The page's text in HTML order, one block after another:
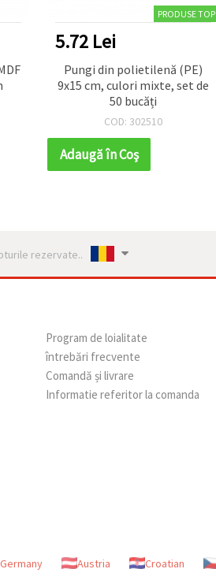
PRODUSE TOP
5.72 Lei
Pungi din polietilenă (PE)
9x15 cm, culori mixte, set de
50 bucăți
COD: 302510
Adaugă în Coş
rezervate..
Program de loialitate
întrebări frecvente
Comandă și livrare
Informatie referitor la comanda
Germany Austria Croatian